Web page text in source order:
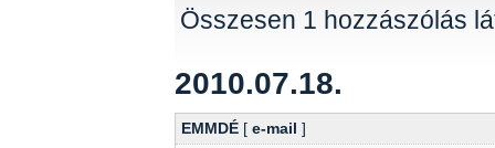
Összesen 1 hozzászólás
2010.07.18.
EMMDÉ [ e-mail ]